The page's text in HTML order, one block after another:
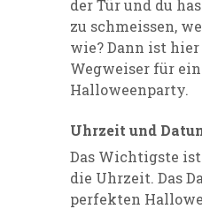
der Tür und du
zu schmeissen,
wie? Dann ist
Wegweiser für
Halloweenparty.
Uhrzeit und
Das Wichtigste
die Uhrzeit. Das
perfekten